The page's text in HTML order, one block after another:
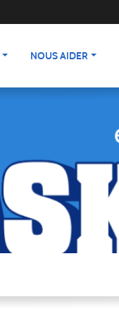
NOUS AIDER